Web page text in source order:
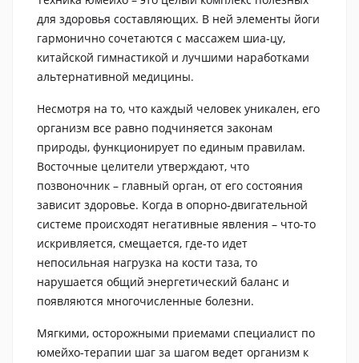
для здоровья составляющих. В ней элементы йоги
гармонично сочетаются с массажем шиа-цу,
китайской гимнастикой и лучшими наработками
альтернативной медицины.
Несмотря на то, что каждый человек уникален, его
организм все равно подчиняется законам
природы, функционирует по единым правилам.
Восточные целители утверждают, что
позвоночник – главный орган, от его состояния
зависит здоровье. Когда в опорно-двигательной
системе происходят негативные явления – что-то
искривляется, смещается, где-то идет
непосильная нагрузка на кости таза, то
нарушается общий энергетический баланс и
появляются многочисленные болезни.
Мягкими, осторожными приемами специалист по
юмейхо-терапии шаг за шагом ведет организм к